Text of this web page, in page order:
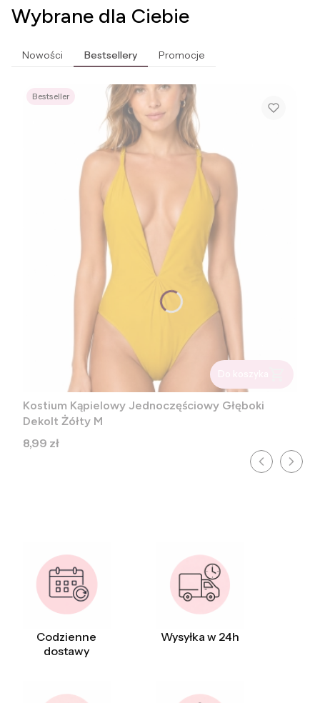
Wybrane dla Ciebie
Nowości Bestsellery Promocje
Bestseller
Kostium Kąpielowy Jednoczęściowy Głęboki
Dekolt Żółty M
Cena
8,99 zł
Codzienne
dostawy
Wysyłka w 24h